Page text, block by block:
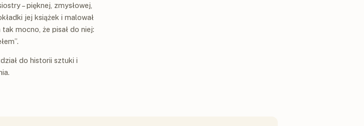
– pięknej, zmysłowej,
jej książek i malował
mocno, że pisał do niej:
do historii sztuki i